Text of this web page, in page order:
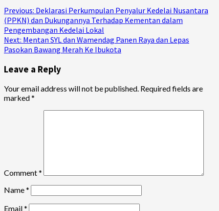
Continue
Reading
Previous: Deklarasi Perkumpulan Penyalur Kedelai Nusantara
(PPKN) dan Dukungannya Terhadap Kementan dalam
Pengembangan Kedelai Lokal
Next: Mentan SYL dan Wamendag Panen Raya dan Lepas
Pasokan Bawang Merah Ke Ibukota
Leave a Reply
Your email address will not be published. Required fields are
marked*
Comment*
Name*
Email*